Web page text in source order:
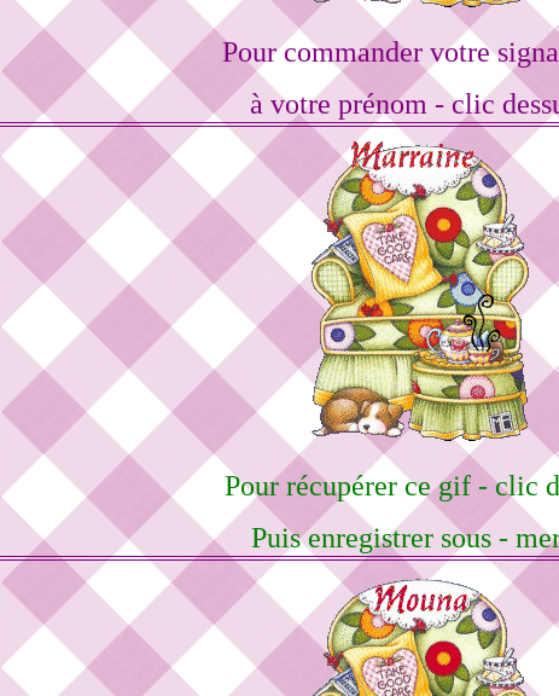
Pour commander votre
à votre prénom - clic
Pour récupérer ce gif - clic
Puis enregistrer sous -